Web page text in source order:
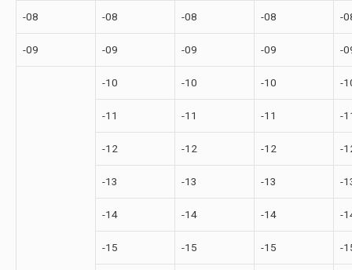
-08 -08 -08 -08 -
-09 -09 -09 -09 -
-10 -10 -10 -
-11 -11 -11 -
-12 -12 -12 -
-13 -13 -13 -
-14 -14 -14 -
-15 -15 -15 -